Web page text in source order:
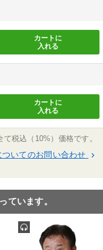
カートに
入れる
カートに
入れる
税込（10%）価格です。
ついてのお問い合わせ keyboard_arrow_right
ています。